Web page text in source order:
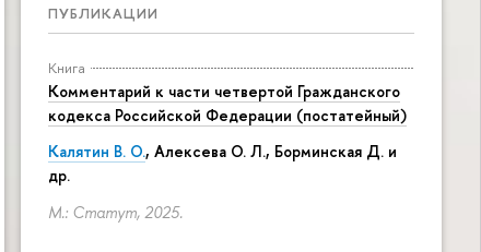
ПУБЛИКАЦИИ
Книга
Комментарий к части четвертой Гражданского
кодекса Российской Федерации (постатейный)
Калятин В. О., Алексева О. Л., Борминская Д. и
др.
М.: Статут, 2025.